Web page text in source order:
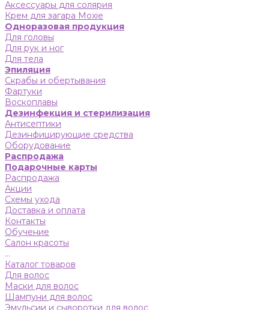
Аксессуары для солярия
Крем для загара Moxie
Одноразовая продукция
Для головы
Для рук и ног
Для тела
Эпиляция
Скрабы и обертывания
Фартуки
Воскоплавы
Дезинфекция и стерилизация
Антисептики
Дезинфицирующие средства
Оборудование
Распродажа
Подарочные карты
Распродажа
Акции
Схемы ухода
Доставка и оплата
Контакты
Обучение
Салон красоты
...
Каталог товаров
Для волос
Маски для волос
Шампуни для волос
Эмульсии и сыворотки для волос